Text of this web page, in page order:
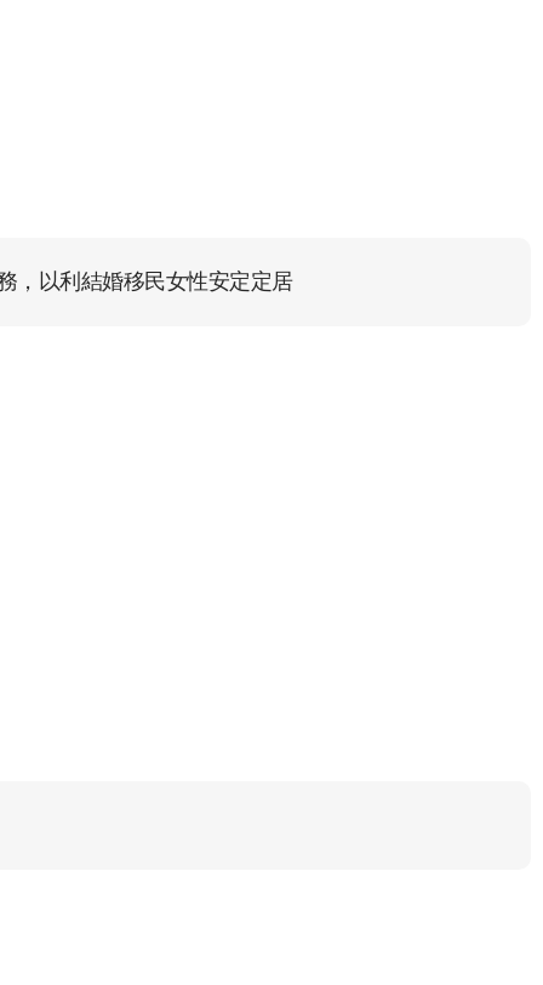
，以利結婚移民女性安定定居